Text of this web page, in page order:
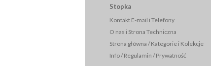
Stopka
Kontakt E-mail i Telefony
O nas i Strona Techniczna
Strona główna / Kategorie i Kolekcje
Info / Regulamin / Prywatność